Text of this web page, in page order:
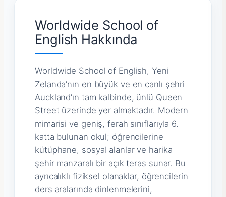
Worldwide School of
English Hakkında
Worldwide School of English, Yeni
Zelanda’nın en büyük ve en canlı şehri
Auckland’ın tam kalbinde, ünlü Queen
Street üzerinde yer almaktadır. Modern
mimarisi ve geniş, ferah sınıflarıyla 6.
katta bulunan okul; öğrencilerine
kütüphane, sosyal alanlar ve harika
şehir manzaralı bir açık teras sunar. Bu
ayrıcalıklı fiziksel olanaklar, öğrencilerin
ders aralarında dinlenmelerini,